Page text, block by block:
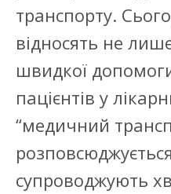
транспорту.
відносять не
швидкої
пацієнтів у
“медичний
супроводжують